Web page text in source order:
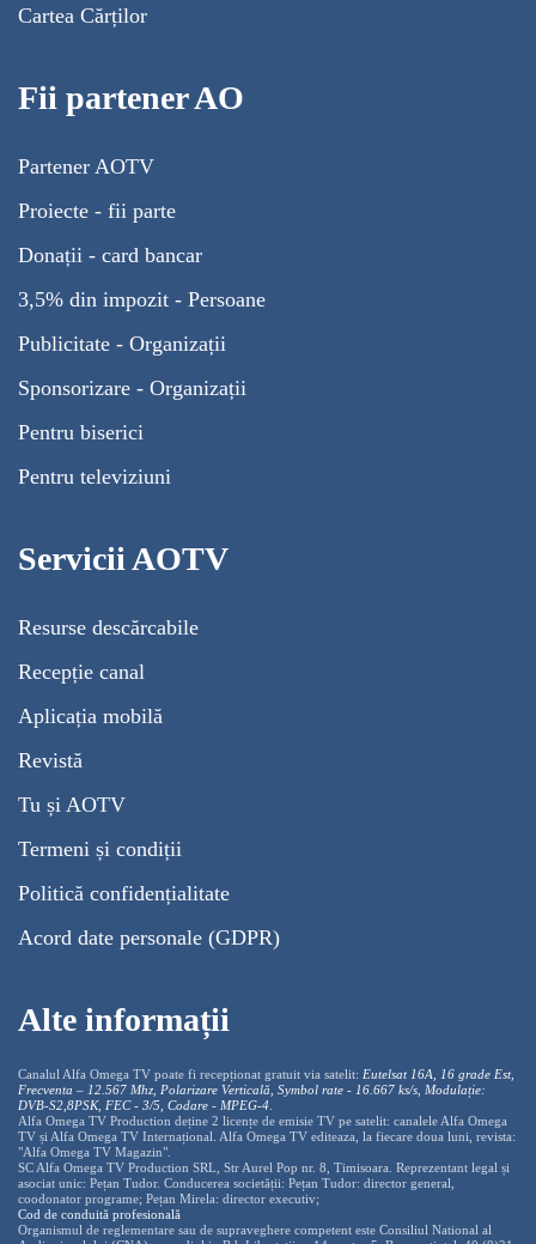
Cartea Cărților
Fii partener AO
Partener AOTV
Proiecte - fii parte
Donații - card bancar
3,5% din impozit - Persoane
Publicitate - Organizații
Sponsorizare - Organizații
Pentru biserici
Pentru televiziuni
Servicii AOTV
Resurse descărcabile
Recepție canal
Aplicația mobilă
Revistă
Tu și AOTV
Termeni și condiții
Politică confidențialitate
Acord date personale (GDPR)
Alte informații
Canalul Alfa Omega TV poate fi recepționat gratuit via satelit: Eutelsat 16A, 16 grade Est,
Frecventa – 12.567 Mhz, Polarizare Verticală, Symbol rate - 16.667 ks/s, Modulație:
DVB-S2,8PSK, FEC - 3/5, Codare - MPEG-4
Alfa Omega TV Production deține 2 licențe de emisie TV pe satelit: canalele Alfa Omega
TV și Alfa Omega TV Internațional. Alfa Omega TV editeaza, la fiecare doua luni, revista:
"Alfa Omega TV Magazin".
SC Alfa Omega TV Production SRL, Str Aurel Pop nr. 8, Timisoara. Reprezentant legal și
asociat unic: Pețan Tudor. Conducerea societății: Pețan Tudor: director general,
coodonator programe; Pețan Mirela: director executiv;
Cod de conduită profesională
Organismul de reglementare sau de supraveghere competent este Consiliul National al